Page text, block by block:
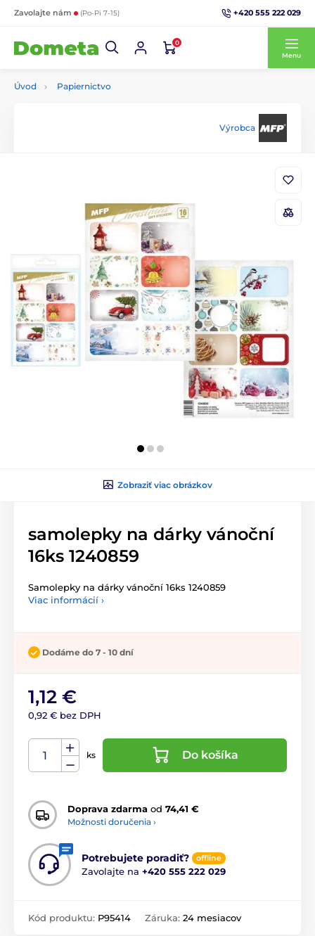
Zavolajte nám (Po-Pi 7-15) +420 555 222 029
0
Menu
Úvod Papiernictvo
Výrobca
Zobraziť viac obrázkov
samolepky na dárky vánoční
16ks 1240859
Samolepky na dárky vánoční 16ks 1240859
Viac informácií ›
Dodáme do 7 - 10 dní
1,12 €
0,92 € bez DPH
ks Do košíka
Doprava zdarma od 74,41 €
Možnosti doručenia ›
Potrebujete poradiť? offline
Zavolajte na +420 555 222 029
Kód produktu: P95414 Záruka: 24 mesiacov